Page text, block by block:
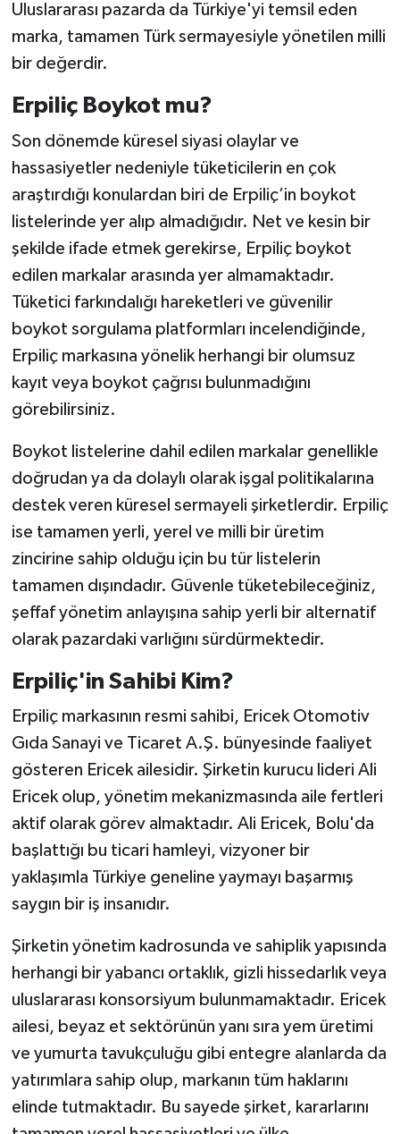
Uluslararası pazarda da Türkiye'yi temsil eden
marka, tamamen Türk sermayesiyle yönetilen milli
bir değerdir.
Erpiliç Boykot mu?
Son dönemde küresel siyasi olaylar ve
hassasiyetler nedeniyle tüketicilerin en çok
araştırdığı konulardan biri de Erpiliç’in boykot
listelerinde yer alıp almadığıdır. Net ve kesin bir
şekilde ifade etmek gerekirse, Erpiliç boykot
edilen markalar arasında yer almamaktadır.
Tüketici farkındalığı hareketleri ve güvenilir
boykot sorgulama platformları incelendiğinde,
Erpiliç markasına yönelik herhangi bir olumsuz
kayıt veya boykot çağrısı bulunmadığını
görebilirsiniz.
Boykot listelerine dahil edilen markalar genellikle
doğrudan ya da dolaylı olarak işgal politikalarına
destek veren küresel sermayeli şirketlerdir. Erpiliç
ise tamamen yerli, yerel ve milli bir üretim
zincirine sahip olduğu için bu tür listelerin
tamamen dışındadır. Güvenle tüketebileceğiniz,
şeffaf yönetim anlayışına sahip yerli bir alternatif
olarak pazardaki varlığını sürdürmektedir.
Erpiliç'in Sahibi Kim?
Erpiliç markasının resmi sahibi, Ericek Otomotiv
Gıda Sanayi ve Ticaret A.Ş. bünyesinde faaliyet
gösteren Ericek ailesidir. Şirketin kurucu lideri Ali
Ericek olup, yönetim mekanizmasında aile fertleri
aktif olarak görev almaktadır. Ali Ericek, Bolu'da
başlattığı bu ticari hamleyi, vizyoner bir
yaklaşımla Türkiye geneline yaymayı başarmış
saygın bir iş insanıdır.
Şirketin yönetim kadrosunda ve sahiplik yapısında
herhangi bir yabancı ortaklık, gizli hissedarlık veya
uluslararası konsorsiyum bulunmamaktadır. Ericek
ailesi, beyaz et sektörünün yanı sıra yem üretimi
ve yumurta tavukçuluğu gibi entegre alanlarda da
yatırımlara sahip olup, markanın tüm haklarını
elinde tutmaktadır. Bu sayede şirket, kararlarını